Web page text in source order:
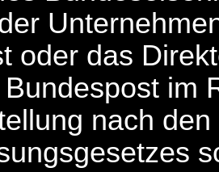
oder das
im
nach